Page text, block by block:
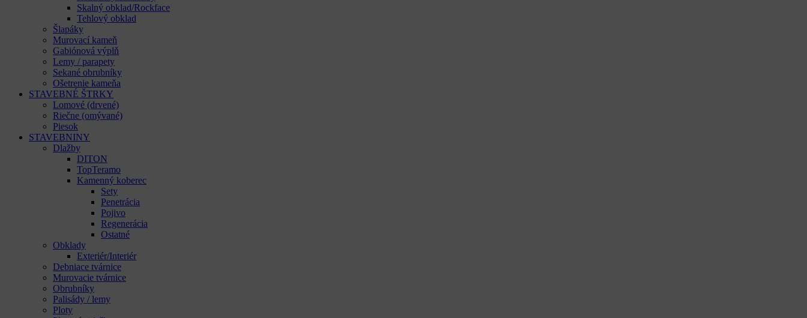
Skalný obklad/Rockface
Tehlový obklad
Šlapáky
Murovací kameň
Gabiónová výplň
Lemy / parapety
Sekané obrubníky
Ošetrenie kameňa
STAVEBNÉ ŠTRKY
Lomové (drvené)
Riečne (omývané)
Piesok
STAVEBNINY
Dlažby
DITON
TopTeramo
Kamenný koberec
Sety
Penetrácia
Pojivo
Regenerácia
Ostatné
Obklady
Exteriér/Interiér
Debniace tvárnice
Murovacie tvárnice
Obrubníky
Palisády / lemy
Ploty